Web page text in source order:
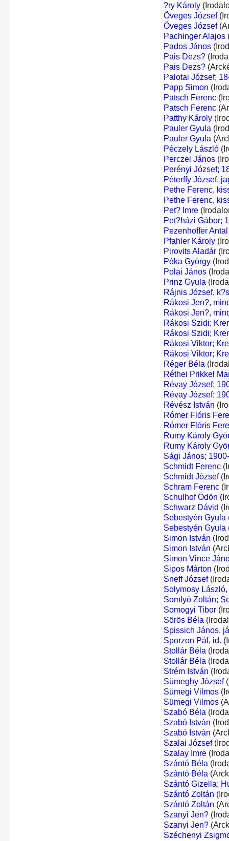
?ry Károly
Öveges József
Öveges József
Pachinger Alajos
Pados János
Pais Dezs?
Pais Dezs?
Palotai József;
Papp Simon
Patsch Ferenc
Patsch Ferenc
Patthy Károly
Pauler Gyula
Pauler Gyula
Péczely László
Perczel János
Perényi József;
Péterffy József,
Pethe Ferenc,
Pethe Ferenc,
Pet? Imre
Pet?házi Gábor;
Pezenhoffer Antal
Pfahler Károly
Pirovits Aladár
Póka György
Polai János
Prinz Gyula
Rájnis József,
Rákosi Jen?,
Rákosi Jen?,
Rákosi Szidi;
Rákosi Szidi;
Rákosi Viktor;
Rákosi Viktor;
Réger Béla
Réthei Prikkel
Révay József;
Révay József;
Révész István
Rómer Flóris
Rómer Flóris
Rumy Károly
Rumy Károly
Sági János;
Schmidt Ferenc
Schmidt József
Schram Ferenc
Schulhof Ödön
Schwarz Dávid
Sebestyén Gyula
Sebestyén Gyula
Simon István
Simon István
Simon Vince
Sipos Márton
Sneff József
Solymosy
Somlyó Zoltán;
Somogyi Tibor
Sörös Béla
Spissich János,
Sporzon Pál, id.
Stollár Béla
Stollár Béla
Strém István
Sümeghy József
Sümegi Vilmos
Sümegi Vilmos
Szabó Béla
Szabó István
Szabó István
Szalai József
Szalay Imre
Szántó Béla
Szántó Béla
Szántó Gizella;
Szántó Zoltán
Szántó Zoltán
Szanyi Jen?
Szanyi Jen?
Széchenyi